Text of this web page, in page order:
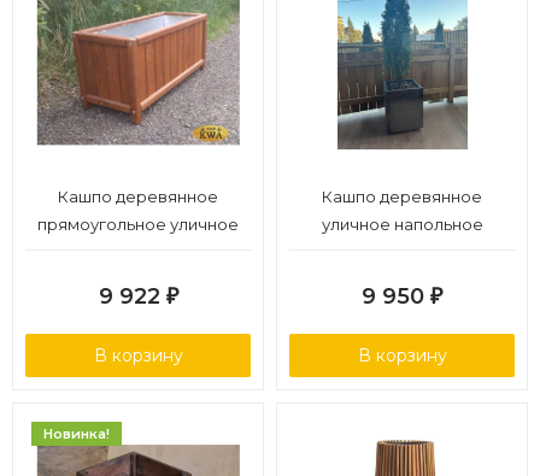
Кашпо деревянное
прямоугольное уличное
9 922 ₽
В корзину
Кашпо деревянное
уличное напольное
9 950 ₽
В корзину
Новинка!